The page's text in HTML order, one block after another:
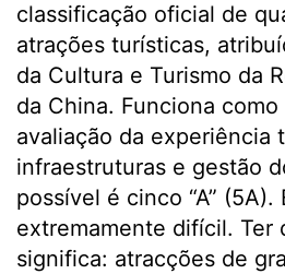
classificação oficial de
atrações turísticas,
da Cultura e Turismo da
da China. Funciona
avaliação da experiência
infraestruturas e gestão
possível é cinco “A”
extremamente difícil. Ter
significa: atracções de